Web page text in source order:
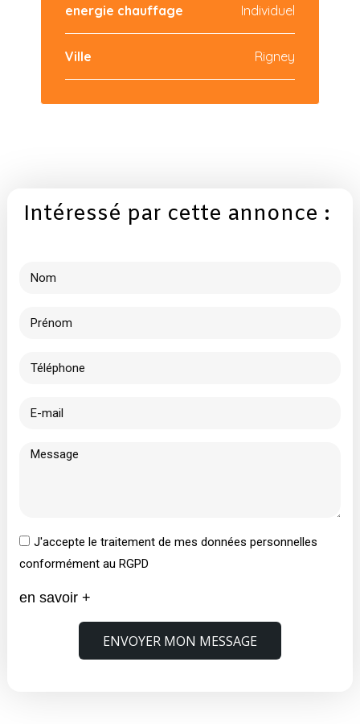
energie chauffage Individuel
Ville Rigney
Intéressé par cette annonce :
J'accepte le traitement de mes données personnelles
conformément au RGPD
en savoir +
ENVOYER MON MESSAGE